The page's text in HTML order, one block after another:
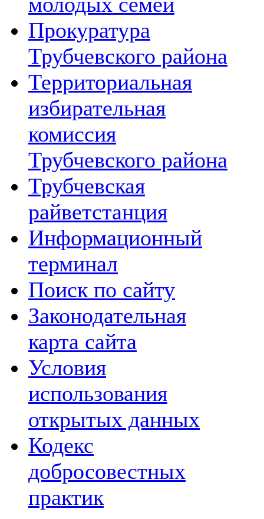
Прокуратура
Трубчевского района
Территориальная
избирательная
комиссия
Трубчевского района
Трубчевская
райветстанция
Информационный
терминал
Поиск по сайту
Законодательная
карта сайта
Условия
использования
открытых данных
Кодекс
добросовестных
практик